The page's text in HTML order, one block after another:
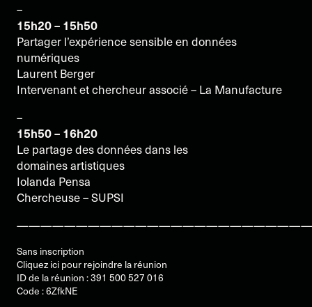
–
15h20 – 15h50
Partager l’expérience sensible en données
numériques
Laurent Berger
Intervenant et chercheur associé – La Manufacture
–
15h50 – 16h20
Le partage des données dans les
domaines artistiques
Iolanda Pensa
Chercheuse – SUPSI
Sans inscription
Cliquez ici pour rejoindre la réunion
ID de la réunion : 391 500 527 016
Code : 6ZfkNE